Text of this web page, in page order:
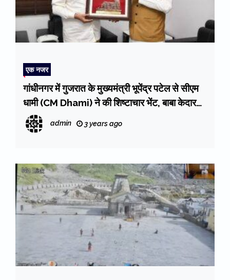
एक नजर
गांधीनगर में गुजरात के मुख्यमंत्री भूपेंद्र पटेल से सीएम
धामी (CM Dhami) ने की शिष्टाचार भेंट, बाबा केदार
का स्मृति चित्र किया भेंट
admin 3 years ago